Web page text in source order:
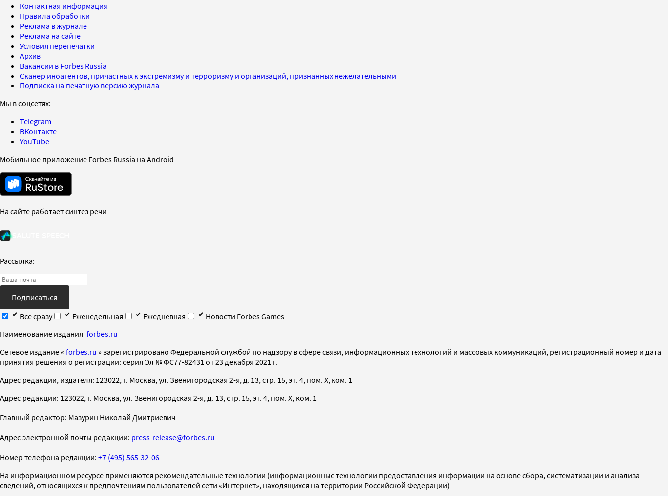
Контактная информация
Правила обработки
Реклама в журнале
Реклама на сайте
Условия перепечатки
Архив
Вакансии в Forbes Russia
Сканер иноагентов, причастных к экстремизму и терроризму и организаций, признанных нежелательными
Подписка на печатную версию журнала
Мы в соцсетях:
Telegram
ВКонтакте
YouTube
Мобильное приложение Forbes Russia на Android
На сайте работает синтез речи
Рассылка:
Подписаться
Все сразу
Еженедельная Ежедневная
Новости Forbes Games
Наименование издания: forbes.ru
Cетевое издание « forbes.ru » зарегистрировано Федеральной службой по надзору в сфере связи, информационных технологий и массовых коммуникаций, регистрационный номер и дата
принятия решения о регистрации: серия Эл № ФС77-82431 от 23 декабря 2021 г.
Адрес редакции, издателя: 123022, г. Москва, ул. Звенигородская 2-я, д. 13, стр. 15, эт. 4, пом. X, ком. 1
Адрес редакции: 123022, г. Москва, ул. Звенигородская 2-я, д. 13, стр. 15, эт. 4, пом. X, ком. 1
Главный редактор: Мазурин Николай Дмитриевич
Адрес электронной почты редакции: press-release@forbes.ru
Номер телефона редакции: +7 (495) 565-32-06
На информационном ресурсе применяются рекомендательные технологии (информационные технологии предоставления информации на основе сбора, систематизации и анализа
сведений, относящихся к предпочтениям пользователей сети «Интернет», находящихся на территории Российской Федерации)